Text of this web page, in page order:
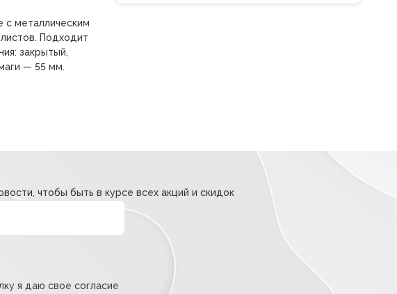
с металлическим
Подходит
закрытый,
— 55 мм.
чтобы быть в курсе всех акций и скидок
я даю свое согласие